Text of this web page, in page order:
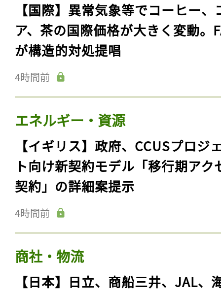
【国際】異常気象等でコーヒー、
ア、茶の国際価格が大きく変動。
が構造的対処提唱
4時間前
エネルギー・資源
【イギリス】政府、CCUSプロジ
ト向け新契約モデル「移行期アク
契約」の詳細案提示
4時間前
商社・物流
【日本】日立、商船三井、JAL、